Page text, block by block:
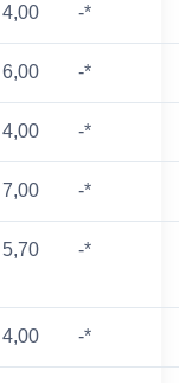
4,00 -*
6,00 -*
4,00 -*
7,00 -*
5,70 -*
4,00 -*